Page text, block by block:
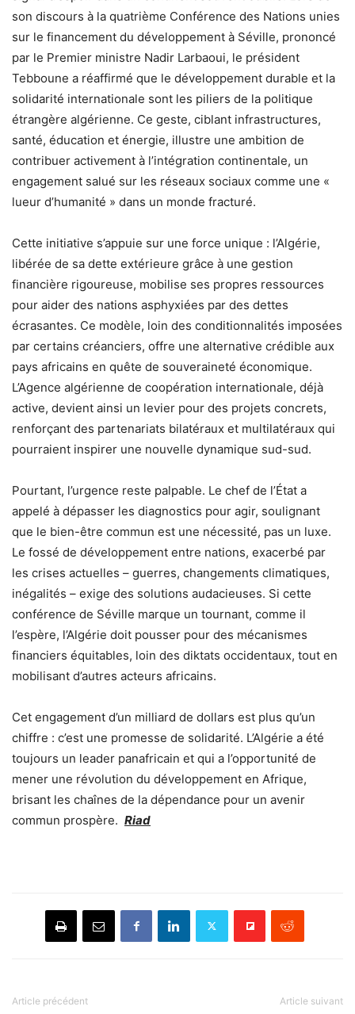
son discours à la quatrième Conférence des Nations unies
sur le financement du développement à Séville, prononcé
par le Premier ministre Nadir Larbaoui, le président
Tebboune a réaffirmé que le développement durable et la
solidarité internationale sont les piliers de la politique
étrangère algérienne. Ce geste, ciblant infrastructures,
santé, éducation et énergie, illustre une ambition de
contribuer activement à l’intégration continentale, un
engagement salué sur les réseaux sociaux comme une «
lueur d’humanité » dans un monde fracturé.
Cette initiative s’appuie sur une force unique : l’Algérie,
libérée de sa dette extérieure grâce à une gestion
financière rigoureuse, mobilise ses propres ressources
pour aider des nations asphyxiées par des dettes
écrasantes. Ce modèle, loin des conditionnalités imposées
par certains créanciers, offre une alternative crédible aux
pays africains en quête de souveraineté économique.
L’Agence algérienne de coopération internationale, déjà
active, devient ainsi un levier pour des projets concrets,
renforçant des partenariats bilatéraux et multilatéraux qui
pourraient inspirer une nouvelle dynamique sud-sud.
Pourtant, l’urgence reste palpable. Le chef de l’État a
appelé à dépasser les diagnostics pour agir, soulignant
que le bien-être commun est une nécessité, pas un luxe.
Le fossé de développement entre nations, exacerbé par
les crises actuelles – guerres, changements climatiques,
inégalités – exige des solutions audacieuses. Si cette
conférence de Séville marque un tournant, comme il
l’espère, l’Algérie doit pousser pour des mécanismes
financiers équitables, loin des diktats occidentaux, tout en
mobilisant d’autres acteurs africains.
Cet engagement d’un milliard de dollars est plus qu’un
chiffre : c’est une promesse de solidarité. L’Algérie a été
toujours un leader panafricain et qui a l’opportunité de
mener une révolution du développement en Afrique,
brisant les chaînes de la dépendance pour un avenir
commun prospère. Riad
Article précédent Article suivant